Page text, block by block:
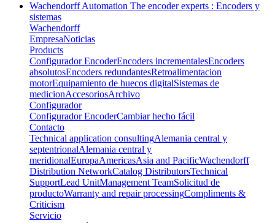
Wachendorff Automation The encoder experts : Encoders y
sistemas
Wachendorff
EmpresaNoticias
Products
Configurador EncoderEncoders incrementalesEncoders
absolutosEncoders redundantesRetroalimentacion
motorEquipamiento de huecos digitalSistemas de
medicionAccesoriosArchivo
Configurador
Configurador EncoderCambiar hecho fácil
Contacto
Technical application consultingAlemania central y
septentrionalAlemania central y
meridionalEuropaAmericasAsia and PacificWachendorff
Distribution NetworkCatalog DistributorsTechnical
SupportLead UnitManagement TeamSolicitud de
productoWarranty and repair processingCompliments &
Criticism
Servicio